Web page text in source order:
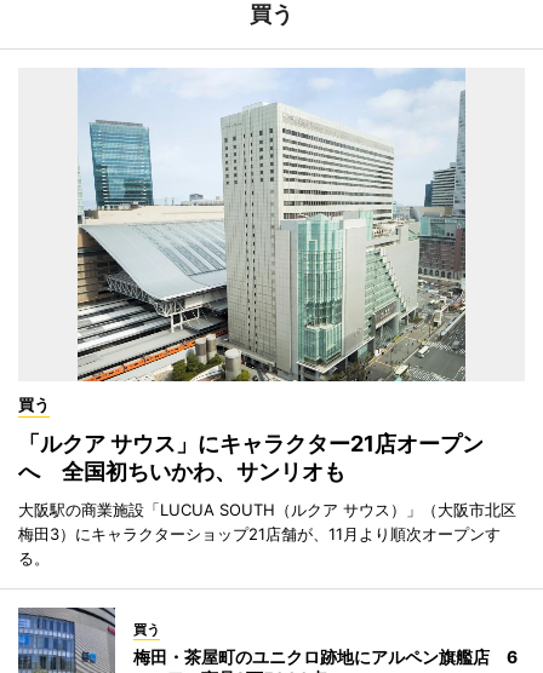
買う
買う
「ルクア サウス」にキャラクター21店オープン
へ 全国初ちいかわ、サンリオも
大阪駅の商業施設「LUCUA SOUTH（ルクア サウス）」（大阪市北区
梅田3）にキャラクターショップ21店舗が、11月より順次オープンす
る。
買う
梅田・茶屋町のユニクロ跡地にアルペン旗艦店 6